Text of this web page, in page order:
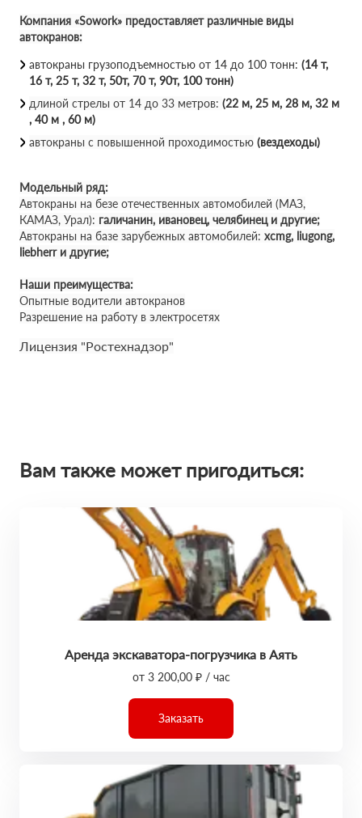
Компания «Sowork» предоставляет различные виды
автокранов:
автокраны грузоподъемностью от 14 до 100 тонн: (14 т,
16 т, 25 т, 32 т, 50т, 70 т, 90т, 100 тонн)
длиной стрелы от 14 до 33 метров: (22 м, 25 м, 28 м, 32 м
, 40 м , 60 м)
автокраны с повышенной проходимостью (вездеходы)
Модельный ряд:
Автокраны на безе отечественных автомобилей (МАЗ,
КАМАЗ, Урал): галичанин, ивановец, челябинец и другие;
Автокраны на базе зарубежных автомобилей: xcmg, liugong,
liebherr и другие;
Наши преимущества:
Опытные водители автокранов
Разрешение на работу в электросетях
Лицензия "Ростехнадзор"
Вам также может пригодиться:
Аренда экскаватора-погрузчика в Аять
от 3 200,00 ₽ / час
Заказать